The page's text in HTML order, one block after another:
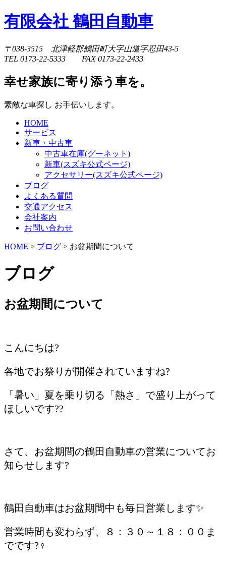
有限会社 鶴田自動車
〒038-3515 北津軽郡鶴田町大字山道字忍田43-5
TEL 0173-22-5333 FAX 0173-22-2433
幸せ家族に寄り添う車を。
素敵な車探し お手伝いします。
HOME
サービス
新車・中古車
中古車在庫(グーネット)
新車(スズキ公式ページ)
アクセサリー(スズキ公式ページ)
ブログ
よくある質問
交通アクセス
会社案内
お問い合わせ
HOME > ブログ > お盆期間について
ブログ
お盆期間について
こんにちは?
各地でお祭りが開催されていますね?
「暑い」夏を乗り切る「熱さ」で盛り上がって
ほしいです??
さて、お盆期間の鶴田自動車の営業についてお
知らせします?
鶴田自動車はお盆期間中も毎日営業します✨
営業時間も変わらず、８：３０～１８：００ま
でです?‍♀️